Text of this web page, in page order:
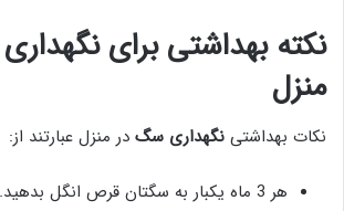
نکته بهداشتی برای
منزل
نکات بهداشتی نگهداری سگ در منزل عبارتند از:
هر 3 ماه یکبار به سگتان قرص انگل بدهید.